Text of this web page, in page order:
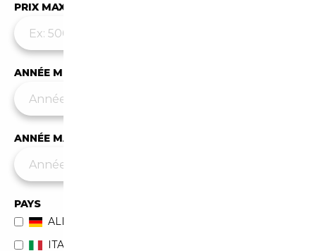
PRIX MAX (€)
ANNÉE MIN
ANNÉE MAX
PAYS
ALLEMAGNE
ITALIE